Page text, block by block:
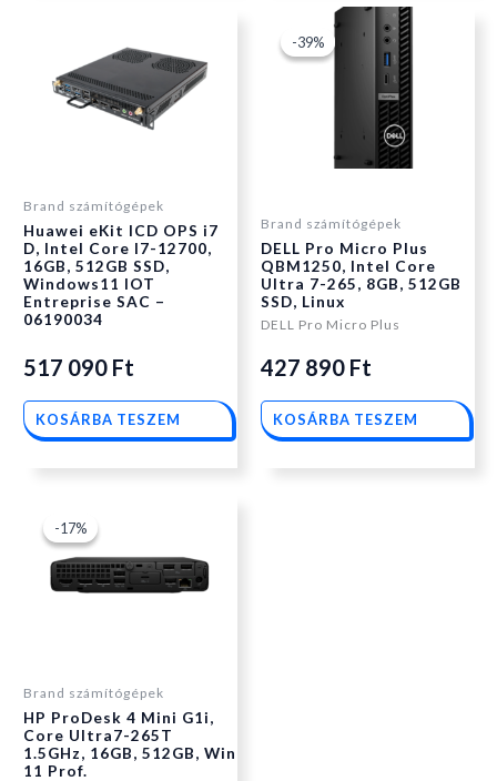
Brand számítógépek
Huawei eKit ICD OPS i7
D, Intel Core I7-12700,
16GB, 512GB SSD,
Windows11 IOT
Entreprise SAC –
06190034
517 090 Ft
KOSÁRBA TESZEM
-39%
-39%
Brand számítógépek
DELL Pro Micro Plus
QBM1250, Intel Core
Ultra 7-265, 8GB, 512GB
SSD, Linux
DELL Pro Micro Plus
Original
551
890 Ft.
427 890 Ft
Current
price
is:
427
KOSÁRBA TESZEM
-17%
-17%
Brand számítógépek
HP ProDesk 4 Mini G1i,
Core Ultra7-265T
1.5GHz, 16GB, 512GB, Win
11 Prof.
Original
price
486
price
401